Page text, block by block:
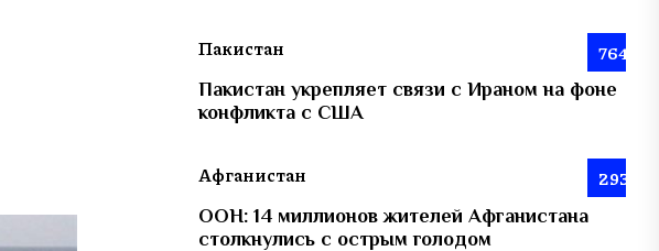
Пакистан 764
Пакистан укрепляет связи с Ираном на фоне
конфликта с США
Афганистан 293
ООН: 14 миллионов жителей Афганистана
столкнулись с острым голодом